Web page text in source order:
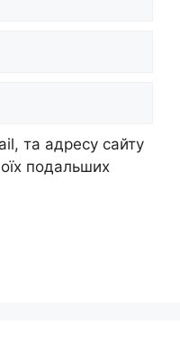
та адресу сайту
подальших